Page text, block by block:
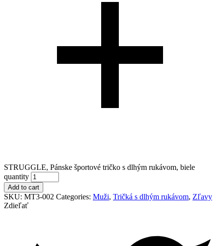
STRUGGLE, Pánske športové tričko s dlhým rukávom, biele
quantity
Add to cart
SKU: MT3-002 Categories: Muži, Tričká s dlhým rukávom, Zľavy
Zdieľať